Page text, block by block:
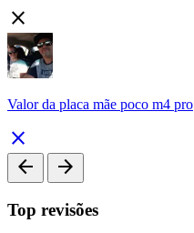
close
Valor da placa mãe poco m4 pro
close
arrow_back
arrow_forward
Top revisões